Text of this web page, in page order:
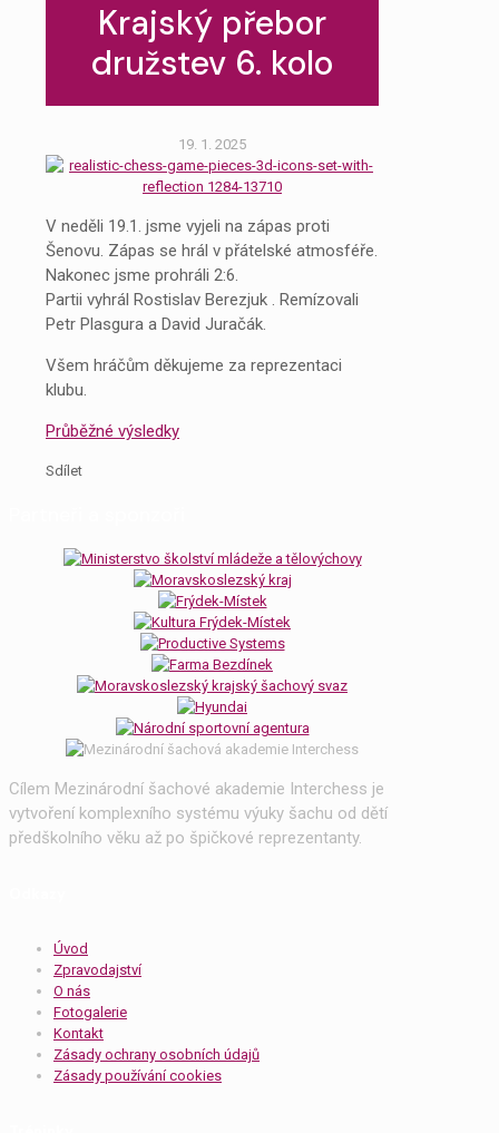
Krajský přebor
družstev 6. kolo
19. 1. 2025
V neděli 19.1. jsme vyjeli na zápas proti
Šenovu. Zápas se hrál v přátelské atmosféře.
Nakonec jsme prohráli 2:6.
Partii vyhrál Rostislav Berezjuk . Remízovali
Petr Plasgura a David Juračák.
Všem hráčům děkujeme za reprezentaci
klubu.
Průběžné výsledky
Sdílet
Cílem Mezinárodní šachové akademie Interchess je
vytvoření komplexního systému výuky šachu od dětí
předškolního věku až po špičkové reprezentanty.
Úvod
Zpravodajství
O nás
Fotogalerie
Kontakt
Zásady ochrany osobních údajů
Zásady používání cookies